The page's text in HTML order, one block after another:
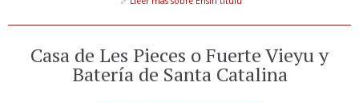
Casa de Les Pieces o Fuerte Vieyu y
Batería de Santa Catalina